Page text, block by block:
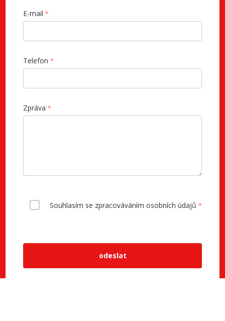
E-mail
Telefon
Zpráva
Souhlasím se zpracováváním osobních údajů
odeslat